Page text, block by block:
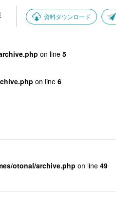
資料ダウンロード
on line 5
on line 6
otonal/archive.php on line 49